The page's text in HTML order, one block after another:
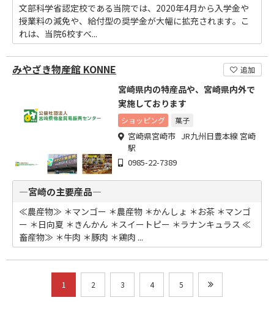
文部科学省認定校である当院では、2020年4月から入学金や
授業料の減免や、給付型の奨学金が大幅に拡充されます。こ
れは、当院6校すべ...
みやざき物産館 KONNE 追加
宮崎県内の特産品や、宮崎県内外で
実施しております
ショッピング 菓子
宮崎県宮崎市 JR九州日豊本線 宮崎
駅
0985-22-7389
―宮崎の主要産品―
≪農産物≫ ＊マンゴー ＊農産物 ＊かんしょ ＊お茶 ＊マンゴ
ー ＊日向夏 ＊きんかん ＊スイートピー ＊ラナンキュラス ≪
畜産物≫ ＊牛肉 ＊豚肉 ＊鶏肉 ...
1 2 3 4 5